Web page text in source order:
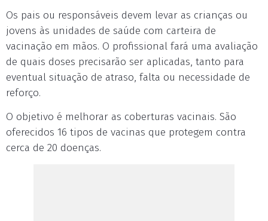
Os pais ou responsáveis devem levar as crianças ou
jovens às unidades de saúde com carteira de
vacinação em mãos. O profissional fará uma avaliação
de quais doses precisarão ser aplicadas, tanto para
eventual situação de atraso, falta ou necessidade de
reforço.
O objetivo é melhorar as coberturas vacinais. São
oferecidos 16 tipos de vacinas que protegem contra
cerca de 20 doenças.